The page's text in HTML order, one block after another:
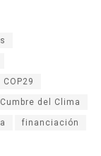
COP29
Cumbre del Clima
financiación